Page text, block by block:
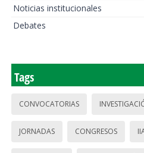
Noticias institucionales
Debates
Tags
CONVOCATORIAS
JORNADAS CONGRESOS